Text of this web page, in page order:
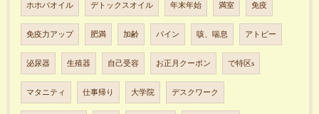
ホホバオイル デトックスオイル 年末年始 満室 免疫
免疫力アップ 肥満 加齢 パイン 咳、喘息 アトピー
泌尿器 生殖器 自己受容 お正月クーポン で特区s
マタニティ 仕事帰り 大学院 デスクワーク